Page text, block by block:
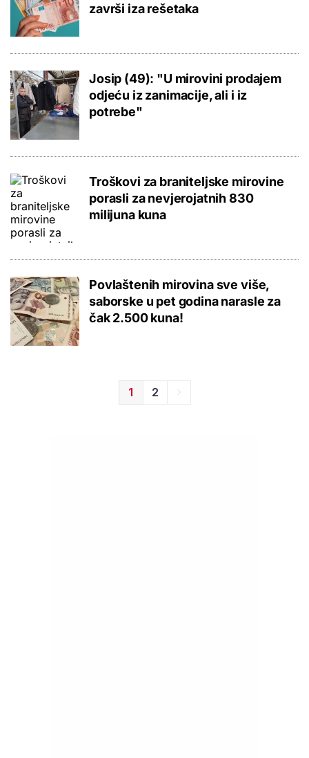
završi iza rešetaka
Josip (49): "U mirovini prodajem
odjeću iz zanimacije, ali i iz
potrebe"
Troškovi za braniteljske mirovine
porasli za nevjerojatnih 830
milijuna kuna
Povlaštenih mirovina sve više,
saborske u pet godina narasle za
čak 2.500 kuna!
1 2